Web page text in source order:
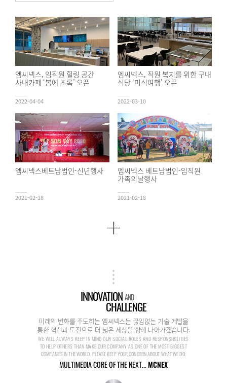
엠씨넥스, 임직원 힐링 공간
사내카페 ‘봄에 초록’ 오픈
2022-04-04
엠씨넥스, 직원 복지를 위한 구내
식당 ‘미식여행’ 오픈
2022-03-10
엠씨넥스베트남법인-신년행사
2021-02-18
엠씨넥스 베트남법인-임직원
가족의날행사
2021-02-18
INNOVATIONAND
CHALLENGE
미래의 변화를 주도하는 엠씨넥스는 끊임없는 기술 개발을
통한 혁신과 도전으로 더 넓은 세상을 향해 나아가겠습니다.
WE WILL ALWAYS KEEP IN MIND OUR SOCIAL ROLES AND RESPONSIBILITIES
TO HELP OTHERS THAN MAKE OUR COMPANY AS ONE OF THE MOST BIGGEST
COMPANIES IN THE WORLD. PLEASE KEEP YOUR CONCERN ABOUT WHAT WE DO.
MULTIMEDIA CORE OF THE NEXT...MCNEX